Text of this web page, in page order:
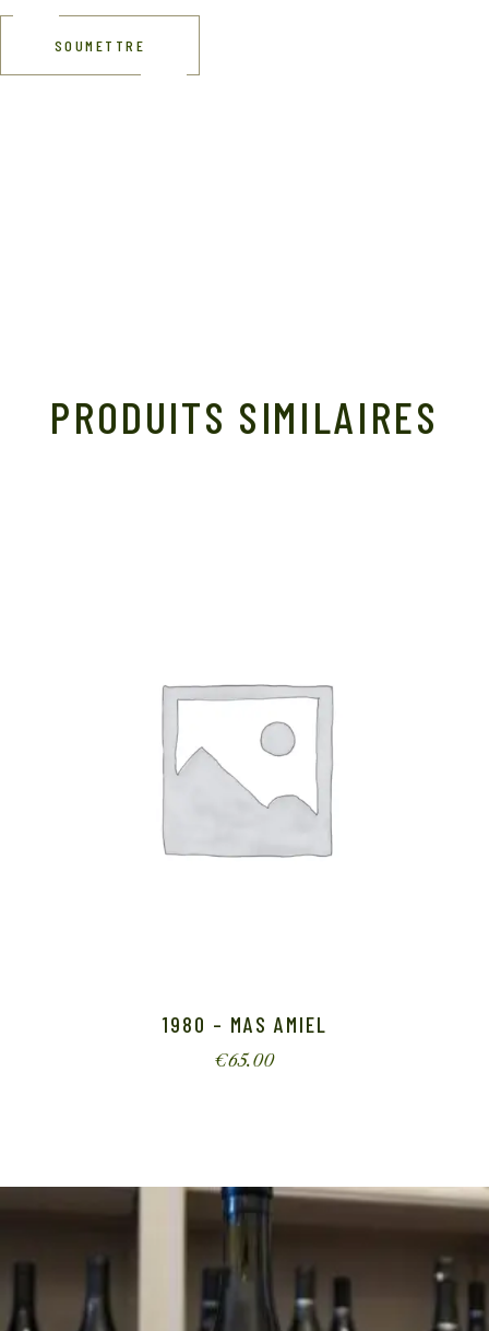
SOUMETTRE
PRODUITS SIMILAIRES
1980 – MAS AMIEL
€65.00